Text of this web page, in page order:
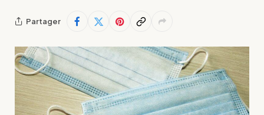
Partager